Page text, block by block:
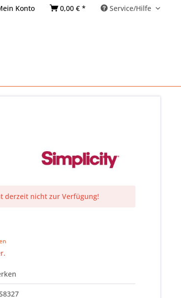
Konto 0,00 € * Service/Hilfe
derzeit nicht zur Verfügung!